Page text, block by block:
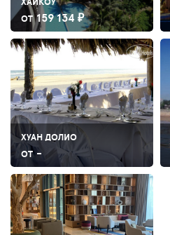
ОТ 159 134 ₽
ХУАН ДОЛИО
ОТ -